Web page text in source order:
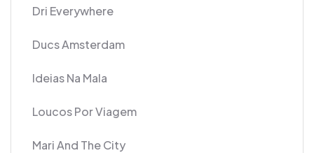
Dri Everywhere
Ducs Amsterdam
Ideias Na Mala
Loucos Por Viagem
Mari And The City